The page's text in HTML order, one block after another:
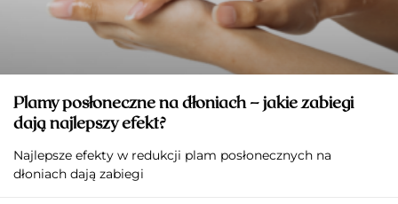
Plamy posłoneczne na dłoniach – jakie zabiegi
dają najlepszy efekt?
Najlepsze efekty w redukcji plam posłonecznych na
dłoniach dają zabiegi